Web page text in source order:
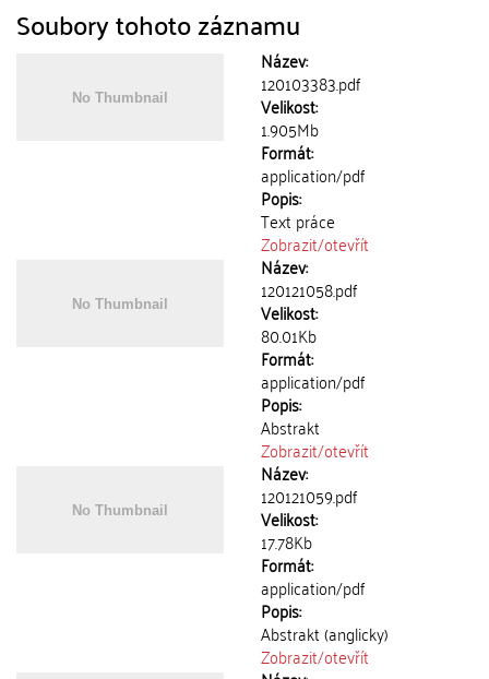
Soubory tohoto záznamu
Název:
120103383.pdf
Velikost:
1.905Mb
Formát:
application/pdf
Popis:
Text práce
Zobrazit/otevřít
Název:
120121058.pdf
Velikost:
80.01Kb
Formát:
application/pdf
Popis:
Abstrakt
Zobrazit/otevřít
Název:
120121059.pdf
Velikost:
17.78Kb
Formát:
application/pdf
Popis:
Abstrakt (anglicky)
Zobrazit/otevřít